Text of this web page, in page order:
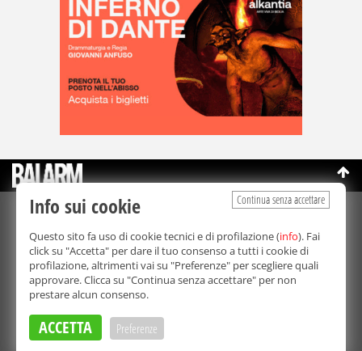
©Copyright 2003-2026
Bmedia Srl- P.IVA 07064240828
La riproduzione totale o parziale di tutti i contenuti, in qualunque
forma, su qualsiasi supporto è proibita.
Balarm.it è una testata giornalistica registrata. Autorizzazione del
Tribunale di Palermo n° 32 del 21/10/2003
Direttore responsabile:
Continua senza accettare
Info sui cookie
Questo sito fa uso di cookie tecnici e di profilazione (info). Fai
click su "Accetta" per dare il tuo consenso a tutti i cookie di
profilazione, altrimenti vai su "Preferenze" per scegliere quali
approvare. Clicca su "Continua senza accettare" per non
prestare alcun consenso.
ACCETTA Preferenze